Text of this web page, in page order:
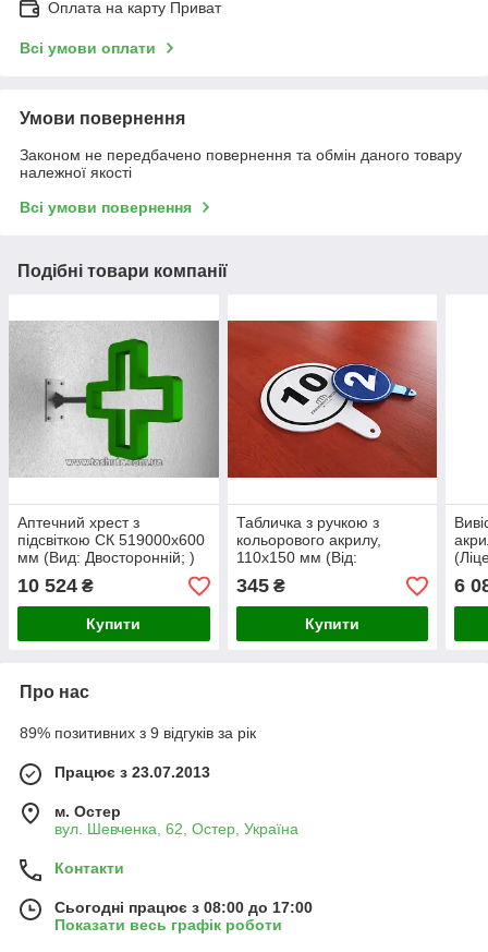
Оплата на карту Приват
Всі умови оплати
Умови повернення
Законом не передбачено повернення та обмін даного товару
належної якості
Всі умови повернення
Подібні товари компанії
Аптечний хрест з
підсвіткою СК 519000х600
мм (Вид: Двосторонній; )
10 524 ₴
Купити
Табличка з ручкою з
кольорового акрилу,
110х150 мм (Від:
Двостороння; Основа:
Акрил Білий (00000);)
345₴
Купити
6
Про нас
89% позитивних з 9 відгуків за рік
Працює з 23.07.2013
м. Остер
вул. Шевченка, 62, Остер, Україна
Контакти
Сьогодні працює з 08:00 до 17:00
Показати весь графік роботи